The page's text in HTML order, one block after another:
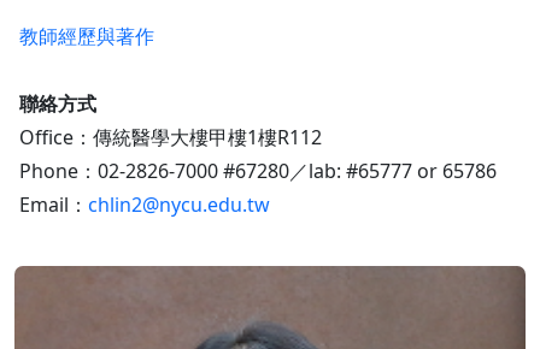
教師經歷與著作
聯絡方式
Office：傳統醫學大樓甲樓1樓R112
Phone：02-2826-7000 #67280／lab: #65777 or 65786
Email： chlin2@nycu.edu.tw